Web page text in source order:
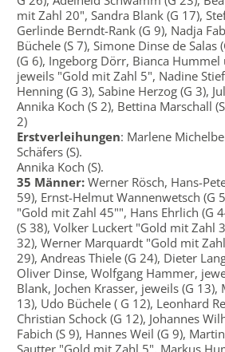
mit Zahl 20", Sandra Blank (G 17),
Gerlinde Berndt-Rank (G 9), Nadja
Büchele (S 7), Simone Dinse de Salas
(G 6), Ingeborg Dörr, Bianca Hummel
jeweils "Gold mit Zahl 5", Nadine
Henning (G 3), Sabine Herzog (G 3),
Annika Koch (S 2), Bettina Marschall
2)
Erstverleihungen: Marlene
Schäfers (S).
Annika Koch (S).
35 Männer: Werner Rösch, Hans-
59), Ernst-Helmut Wannenwetsch (G
"Gold mit Zahl 45"", Hans Ehrlich (G
(S 38), Volker Luckert "Gold mit Zahl
32), Werner Marquardt "Gold mit
29), Andreas Thiele (G 24), Dieter
Oliver Dinse, Wolfgang Hammer,
Blank, Jochen Krasser, jeweils (G
13), Udo Büchele ( G 12), Leonhard
Christian Schock (G 12), Johannes
Fabich (S 9), Hannes Weil (G 9),
Sautter "Gold mit Zahl 5", Markus